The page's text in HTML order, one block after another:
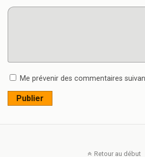
Me prévenir des commentaires
Publier
Retour au début